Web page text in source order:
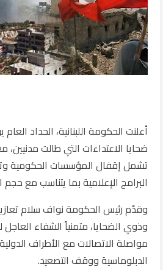
أعلنت الحكومة اللبنانية، الحداد
ضحايا الاعتداءات التي طالت مدنيين،
تشمل إقفال المؤسسات الحكومية
البرامج الإعلامية بما يتناسب مع
وقدّم رئيس الحكومة نواف سلام
وذوي الضحايا، متمنياً الشفاء
مواصلة الاتصالات مع الأطراف
الدبلوماسية ووقف التصعيد.